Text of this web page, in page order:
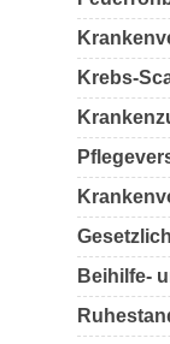
Krebs-
Beihilfe-